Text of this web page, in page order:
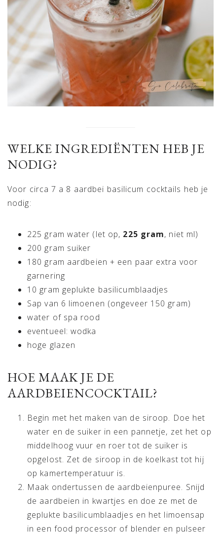
WELKE INGREDIËNTEN HEB JE
NODIG?
Voor circa 7 a 8 aardbei basilicum cocktails heb je
nodig:
225 gram water (let op, 225 gram, niet ml)
200 gram suiker
180 gram aardbeien + een paar extra voor
garnering
10 gram geplukte basilicumblaadjes
Sap van 6 limoenen (ongeveer 150 gram)
water of spa rood
eventueel: wodka
hoge glazen
HOE MAAK JE DE
AARDBEIENCOCKTAIL?
Begin met het maken van de siroop. Doe het
water en de suiker in een pannetje, zet het op
middelhoog vuur en roer tot de suiker is
opgelost. Zet de siroop in de koelkast tot hij
op kamertemperatuur is.
Maak ondertussen de aardbeienpuree. Snijd
de aardbeien in kwartjes en doe ze met de
geplukte basilicumblaadjes en het limoensap
in een food processor of blender en pulseer